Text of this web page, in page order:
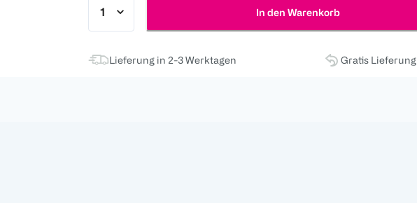
In den Warenkorb
Lieferung in 2-3 Werktagen Gratis